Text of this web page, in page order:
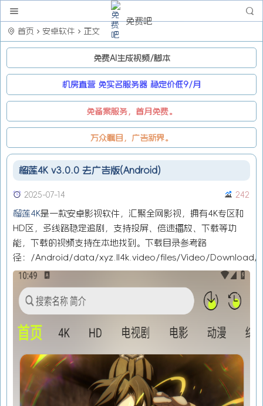
免费吧
首页 安卓软件 正文
免费AI生成视频/脚本
机房直营 免实名服务器 稳定价低9/月
免备案服务，首月免费。
万众瞩目，广告新界。
榴莲4K v3.0.0 去广告版(Android)
2025-07-14 242
榴莲4K是一款安卓影视软件，汇聚全网影视，拥有4K专区和
HD区，多线路稳定追剧，支持投屏、倍速播放、下载等功
能，下载的视频支持在本地找到。下载目录参考路
径：/Android/data/xyz.ll4k.video/files/Video/Download/